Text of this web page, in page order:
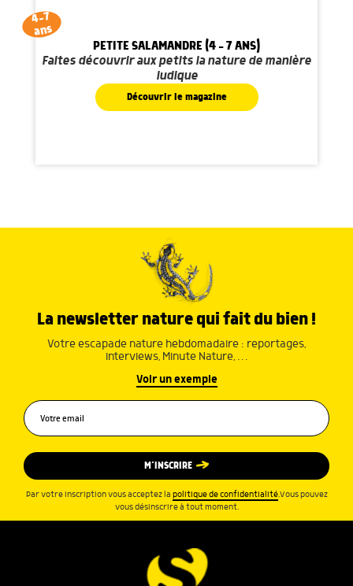
4-7
ans
PETITE SALAMANDRE (4 - 7 ANS)
Faites découvrir aux petits la nature de manière
ludique
Découvrir le magazine
La newsletter nature qui fait du bien !
Votre escapade nature hebdomadaire : reportages,
interviews, Minute Nature, …
Voir un exemple
M’INSCRIRE
Par votre inscription vous acceptez la politique de confidentialité.Vous pouvez
vous désinscrire à tout moment.